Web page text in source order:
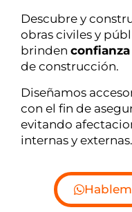
Descubre y
obras civiles y
brinden
de construcción.
Diseñamos
con el fin de
evitando
internas y externas.